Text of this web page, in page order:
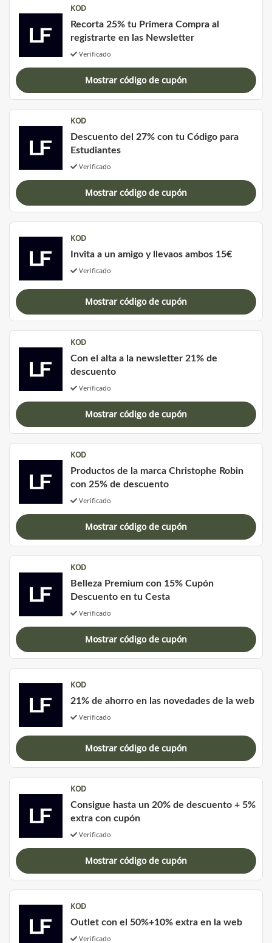
KOD
Recorta 25% tu Primera Compra al
registrarte en las Newsletter
Verificado
Mostrar código de cupón
KOD
Descuento del 27% con tu Código para
Estudiantes
Verificado
Mostrar código de cupón
KOD
Invita a un amigo y llevaos ambos 15€
Verificado
Mostrar código de cupón
KOD
Con el alta a la newsletter 21% de
descuento
Verificado
Mostrar código de cupón
KOD
Productos de la marca Christophe Robin
con 25% de descuento
Verificado
Mostrar código de cupón
KOD
Belleza Premium con 15% Cupón
Descuento en tu Cesta
Verificado
Mostrar código de cupón
KOD
21% de ahorro en las novedades de la web
Verificado
Mostrar código de cupón
KOD
Consigue hasta un 20% de descuento + 5%
extra con cupón
Verificado
Mostrar código de cupón
KOD
Outlet con el 50%+10% extra en la web
Verificado